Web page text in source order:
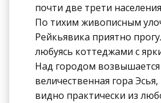
почти две трети
По тихим живописным
Рейкьявика приятно
любуясь коттеджами с
Над городом возвышается
величественная гора
видно практически из